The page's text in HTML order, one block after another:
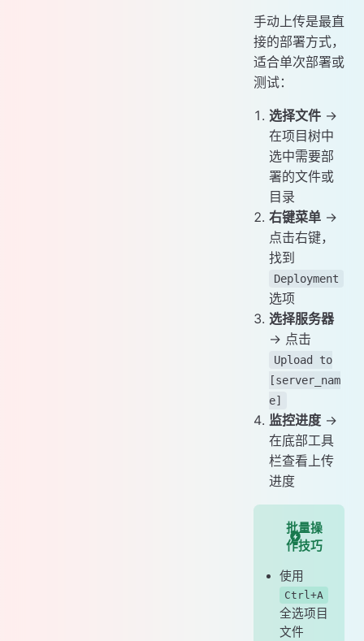
手动上传是最直
接的部署方式，
适合单次部署或
测试：
选择文件 →
在项目树中
选中需要部
署的文件或
目录
右键菜单 →
点击右键，
找到
Deployment
选项
选择服务器
→ 点击
Upload to
[server_nam
e]
监控进度 →
在底部工具
栏查看上传
进度
批量操
作技巧
使用
Ctrl+A
全选项目
文件